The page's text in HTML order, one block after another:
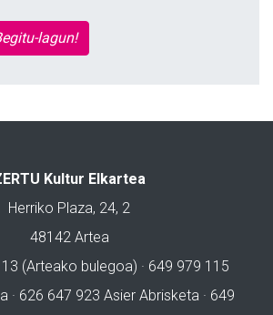
lagun!
Kultur Elkartea
Herriko Plaza, 24, 2
48142 Artea
(Arteako bulegoa) · 649 979 115
· 626 647 923 Asier Abrisketa · 649